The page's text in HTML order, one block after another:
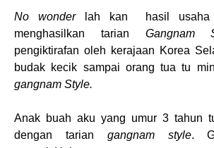
No wonderlah kan hasil usaha
menghasilkan tarian Gangnam
pengiktirafan oleh kerajaan Korea
budak kecik sampai orang tua tu
gangnam Style.
Anak buah aku yang umur 3 tahun
dengan tarian gangnam style.